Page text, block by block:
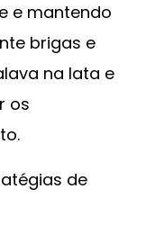
e mantendo
brigas e
na lata e
os
de